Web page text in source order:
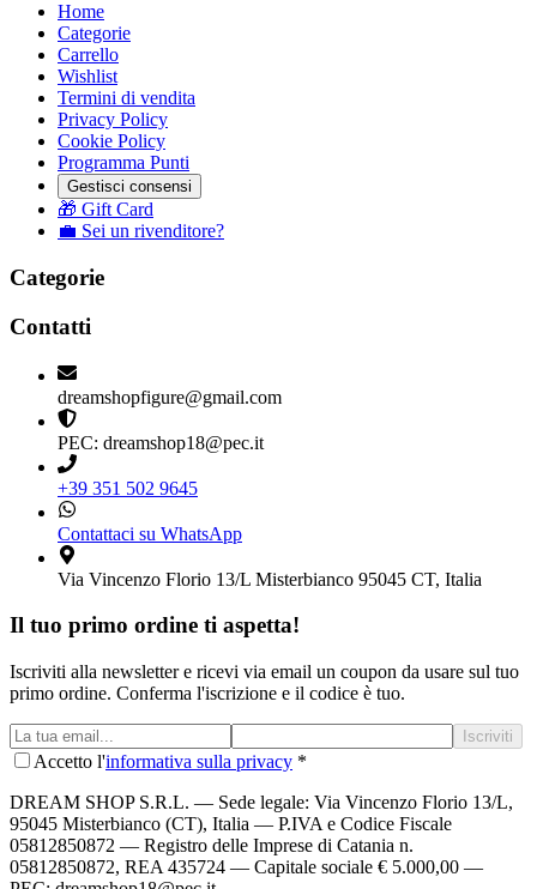
Home
Categorie
Carrello
Wishlist
Termini di vendita
Privacy Policy
Cookie Policy
Programma Punti
Gestisci consensi
🎁 Gift Card
💼 Sei un rivenditore?
Categorie
Contatti
dreamshopfigure@gmail.com
PEC: dreamshop18@pec.it
+39 351 502 9645
Contattaci su WhatsApp
Via Vincenzo Florio 13/L Misterbianco 95045 CT, Italia
Il tuo primo ordine ti aspetta!
Iscriviti alla newsletter e ricevi via email un coupon da usare sul tuo
primo ordine. Conferma l'iscrizione e il codice è tuo.
Iscriviti
Accetto l'informativa sulla privacy *
DREAM SHOP S.R.L. — Sede legale: Via Vincenzo Florio 13/L,
95045 Misterbianco (CT), Italia — P.IVA e Codice Fiscale
05812850872 — Registro delle Imprese di Catania n.
05812850872, REA 435724 — Capitale sociale € 5.000,00 —